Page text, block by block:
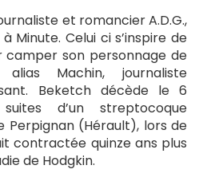
et romancier A.D.G.,
Minute. Celui ci s’inspire de
camper son personnage de
alias Machin, journaliste
Beketch décède le 6
d’un streptocoque
Perpignan (Hérault), lors de
contractée quinze ans plus
de Hodgkin.